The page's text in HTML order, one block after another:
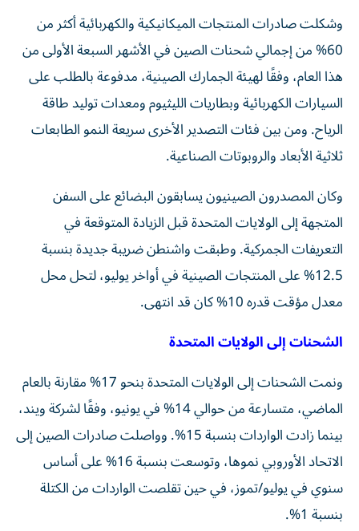
وشكلت صادرات المنتجات الميكانيكية والكهربائية أكثر من
60% من إجمالي شحنات الصين في الأشهر السبعة الأولى من
هذا العام، وفقًا لهيئة الجمارك الصينية، مدفوعة بالطلب على
السيارات الكهربائية وبطاريات الليثيوم ومعدات توليد طاقة
الرياح. ومن بين فئات التصدير الأخرى سريعة النمو الطابعات
ثلاثية الأبعاد والروبوتات الصناعية.
وكان المصدرون الصينيون يسابقون البضائع على السفن
المتجهة إلى الولايات المتحدة قبل الزيادة المتوقعة في
التعريفات الجمركية. وطبقت واشنطن ضريبة جديدة بنسبة
12.5% على المنتجات الصينية في أواخر يوليو، لتحل محل
معدل مؤقت قدره 10% كان قد انتهى.
الشحنات إلى الولايات المتحدة
ونمت الشحنات إلى الولايات المتحدة بنحو 17% مقارنة بالعام
الماضي، متسارعة من حوالي 14% في يونيو، وفقًا لشركة ويند،
بينما زادت الواردات بنسبة 15%. وواصلت صادرات الصين إلى
الاتحاد الأوروبي نموها، وتوسعت بنسبة 16% على أساس
سنوي في يوليو/تموز، في حين تقلصت الواردات من الكتلة
بنسبة 1%.